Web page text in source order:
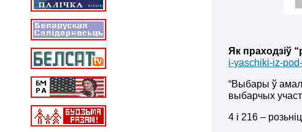
Як праходзіў
i-yaschiki-iz-
“Выбары ў
выбарчых
4 і 216 –